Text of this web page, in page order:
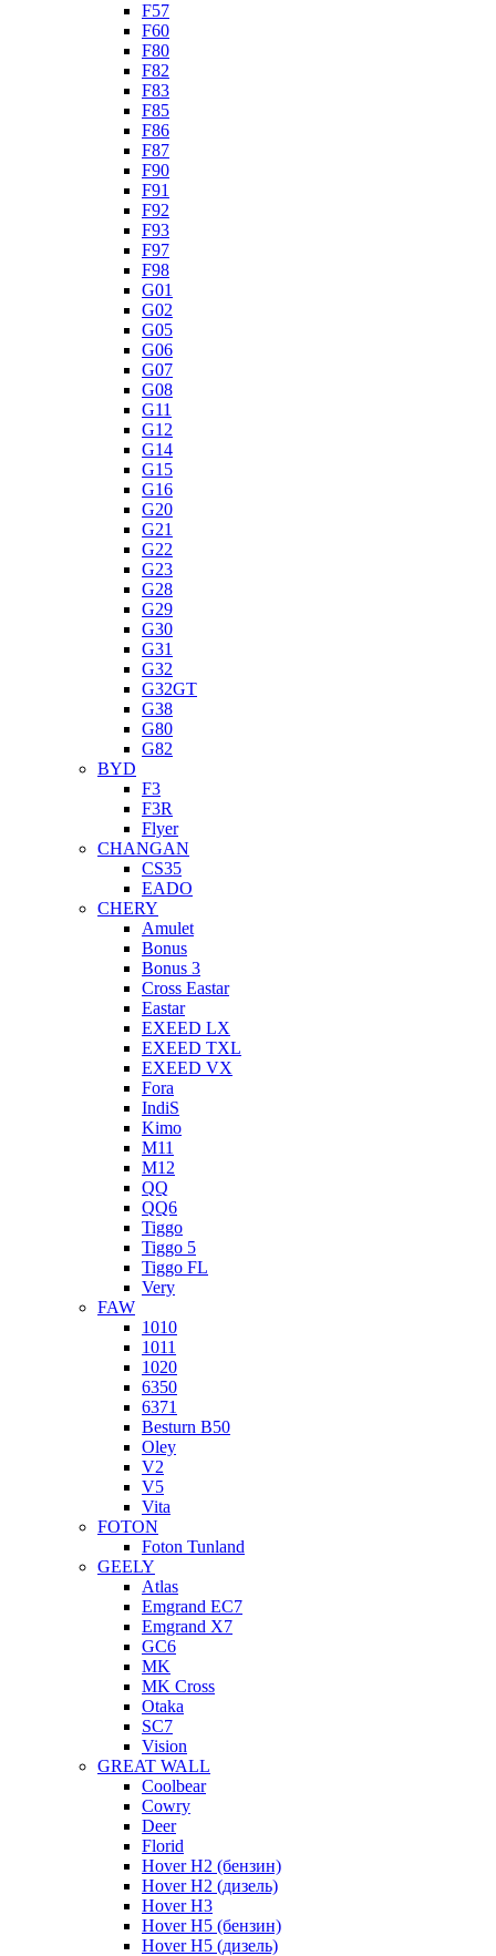
F57
F60
F80
F82
F83
F85
F86
F87
F90
F91
F92
F93
F97
F98
G01
G02
G05
G06
G07
G08
G11
G12
G14
G15
G16
G20
G21
G22
G23
G28
G29
G30
G31
G32
G32GT
G38
G80
G82
BYD
F3
F3R
Flyer
CHANGAN
CS35
EADO
CHERY
Amulet
Bonus
Bonus 3
Cross Eastar
Eastar
EXEED LX
EXEED TXL
EXEED VX
Fora
IndiS
Kimo
M11
M12
QQ
QQ6
Tiggo
Tiggo 5
Tiggo FL
Very
FAW
1010
1011
1020
6350
6371
Besturn B50
Oley
V2
V5
Vita
FOTON
Foton Tunland
GEELY
Atlas
Emgrand EC7
Emgrand X7
GC6
MK
MK Cross
Otaka
SC7
Vision
GREAT WALL
Coolbear
Cowry
Deer
Florid
Hover H2 (бензин)
Hover H2 (дизель)
Hover H3
Hover H5 (бензин)
Hover H5 (дизель)